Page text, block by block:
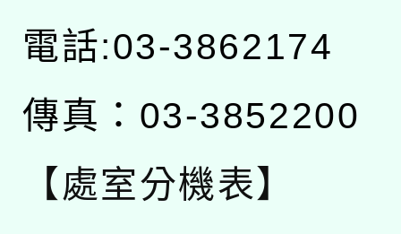
電話:03-3862174
傳真：03-3852200
【處室分機表】